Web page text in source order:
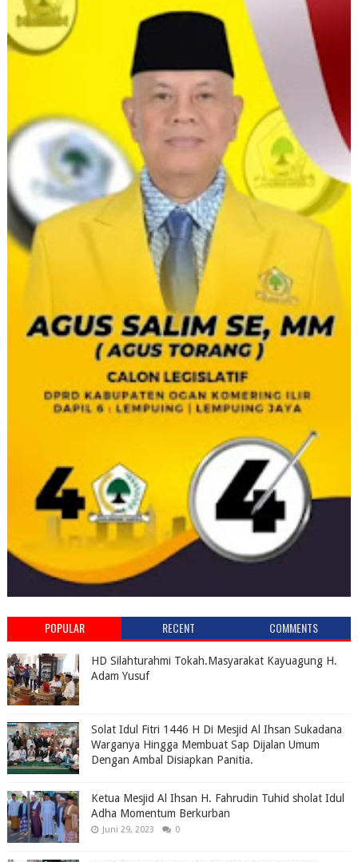
POPULAR RECENT COMMENTS
HD Silahturahmi Tokah.Masyarakat Kayuagung H.
Adam Yusuf
Solat Idul Fitri 1446 H Di Mesjid Al Ihsan Sukadana
Warganya Hingga Membuat Sap Dijalan Umum
Dengan Ambal Disiapkan Panitia.
Ketua Mesjid Al Ihsan H. Fahrudin Tuhid sholat Idul
Adha Momentum Berkurban
Juni 29, 2023 0